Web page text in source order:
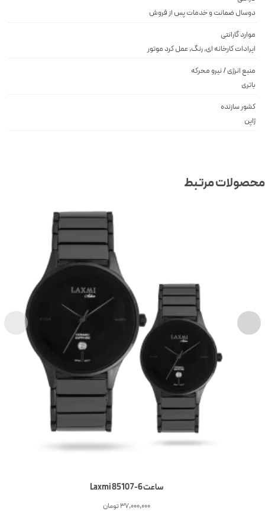
دوسال ضمانت و خدمات پس از فروش
موارد گارانتی
ایرادات کارخانه ای, رنگ, عمل کرد موتور
منبع انرژی / نیرو محرکه
باتری
کشور سازنده
ژاپن
مرتبط
ساعت 6-Laxmi 85107
37,000,000تومان